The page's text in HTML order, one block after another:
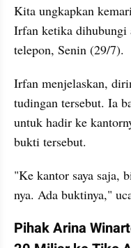
Kita ungkapkan
Irfan ketika dihubungi
telepon, Senin (29/7).
Irfan menjelaskan,
tudingan tersebut. Ia
untuk hadir ke
bukti tersebut.
"Ke kantor saya saja,
nya. Ada buktinya,"
Pihak Arina